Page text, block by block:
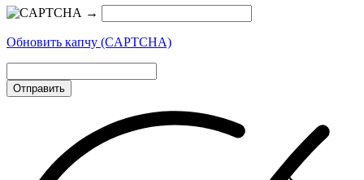
→
Обновить капчу (CAPTCHA)
Отправить